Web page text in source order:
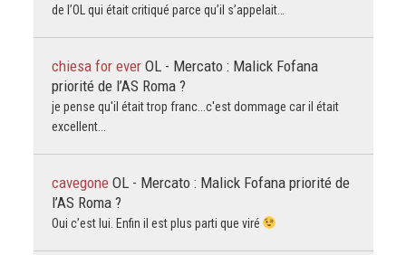
de l’OL qui était critiqué parce qu’il s’appelait…
chiesa for ever OL - Mercato : Malick Fofana
priorité de l’AS Roma ?
je pense qu'il était trop franc...c'est dommage car il était
excellent...
cavegone OL - Mercato : Malick Fofana priorité de
l’AS Roma ?
Oui c’est lui. Enfin il est plus parti que viré